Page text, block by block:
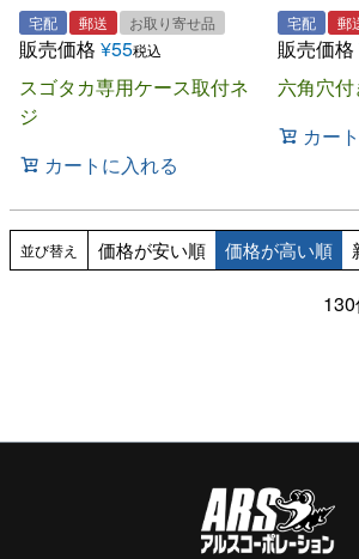
宅配 郵送 お取り寄せ品
販売価格 ¥55税込
スゴタカ専用ケース取付ネ
ジ
カートに入れる
宅配 郵
販売価格
六角穴
カー
並び替え 価格が安い順 価格が高い順
130